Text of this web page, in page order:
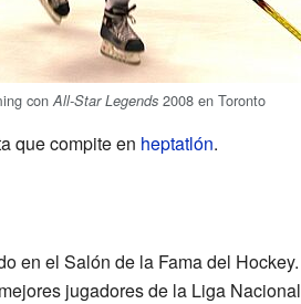
conAll-Star Legends 2008 en Toronto
que compite en heptatlón.
en el Salón de la Fama del Hockey.
jugadores de la Liga Nacional